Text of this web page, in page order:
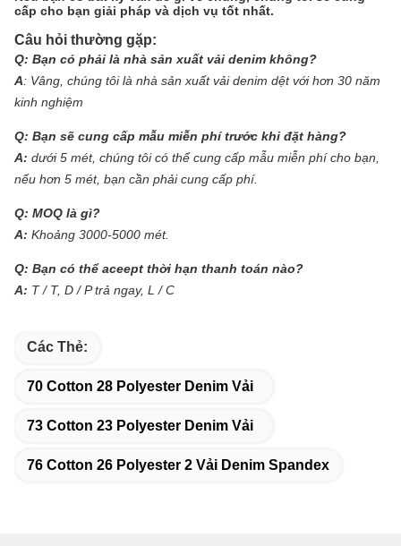
cấp cho bạn giải pháp và dịch vụ tốt nhất.
Câu hỏi thường gặp:
Q: Bạn có phải là nhà sản xuất vải denim không?
A: Vâng, chúng tôi là nhà sản xuất vải denim dệt với hơn 30 năm
kinh nghiệm
Q: Bạn sẽ cung cấp mẫu miễn phí trước khi đặt hàng?
A: dưới 5 mét, chúng tôi có thể cung cấp mẫu miễn phí cho bạn,
nếu hơn 5 mét, bạn cần phải cung cấp phí.
Q: MOQ là gì?
A: Khoảng 3000-5000 mét.
Q: Bạn có thể aceept thời hạn thanh toán nào?
A: T / T, D / P trả ngay, L / C
Các Thẻ:
70 Cotton 28 Polyester Denim Vải
73 Cotton 23 Polyester Denim Vải
76 Cotton 26 Polyester 2 Vải Denim Spandex